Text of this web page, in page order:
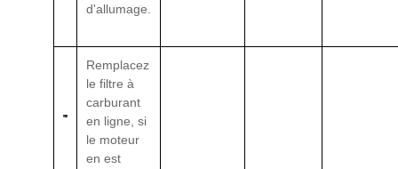
d'allumage.
Remplacez
le filtre à
carburant
en ligne, si
le moteur
en est